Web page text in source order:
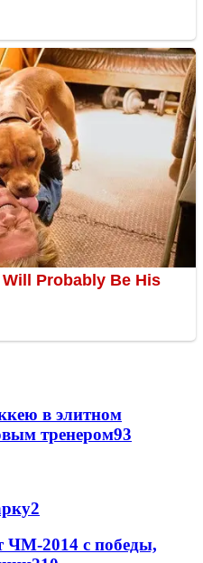
в элитном
тренером93
2
ЧМ-2014 с победы,